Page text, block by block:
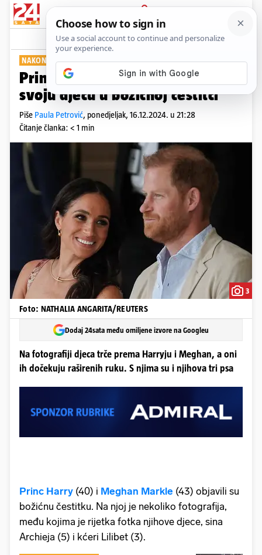
PRIJAVA
Show Komentari
NAKON DUGO VREMENA
Princ Harry i Meghan pokazali
svoju djecu u božićnoj čestitci
Piše Paula Petrović, ponedjeljak, 16.12.2024. u 21:28
Čitanje članka: < 1 min
3
Foto: NATHALIA ANGARITA/REUTERS
Dodaj 24sata među omiljene izvore na Googleu
Na fotografiji djeca trče prema Harryju i Meghan, a oni
ih dočekuju raširenih ruku. S njima su i njihova tri psa
Princ Harry (40) i Meghan Markle (43) objavili su
božićnu čestitku. Na njoj je nekoliko fotografija,
među kojima je rijetka fotka njihove djece, sina
Archieja (5) i kćeri Lilibet (3).